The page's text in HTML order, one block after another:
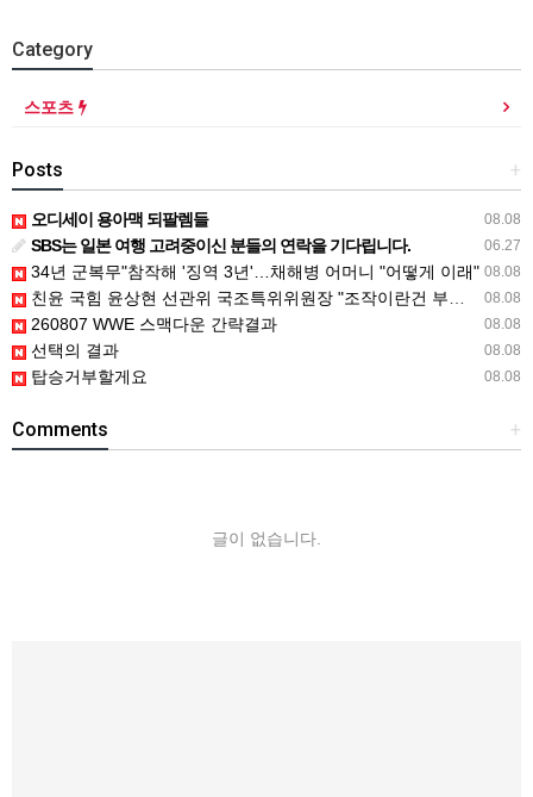
Category
스포츠
+
Posts
08.08
오디세이 용아맥 되팔렘들
06.27
SBS는 일본 여행 고려중이신 분들의 연락을 기다립니다.
08.08
34년 군복무"참작해 '징역 3년'…채해병 어머니 "어떻게 이래"
08.08
친윤 국힘 윤상현 선관위 국조특위위원장 "조작이란건 부정선거 선동"
08.08
260807 WWE 스맥다운 간략결과
08.08
선택의 결과
08.08
탑승거부할게요
+
Comments
글이 없습니다.